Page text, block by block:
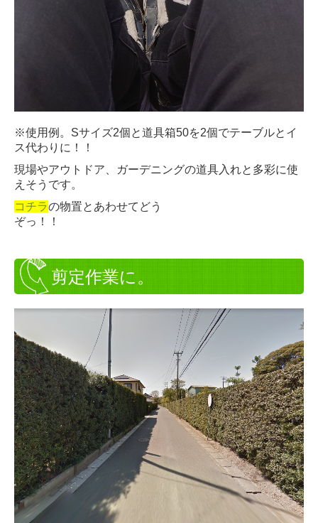
※使用例。Sサイズ2個と道具箱50を2個でテーブルとイ
ス代わりに！！
現場やアウトドア、ガーデニングの道具入れと多彩に使
えそうです。
コチラの物置とあわせてどう
ぞっ！！
剪定作業に。